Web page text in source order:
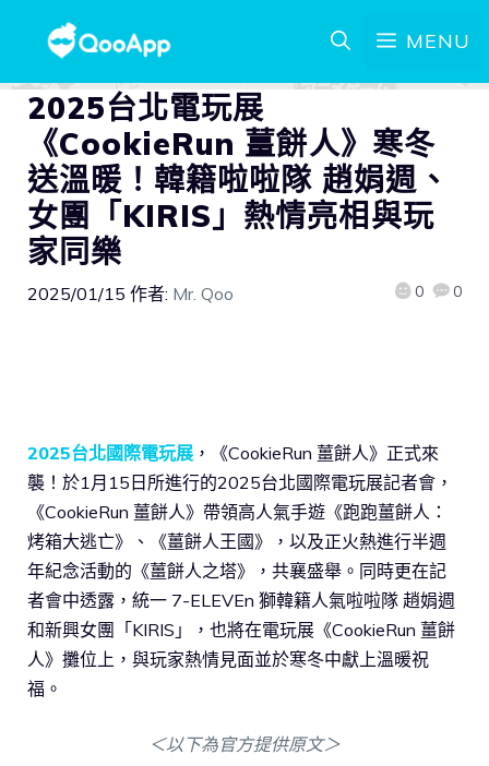
MENU
2025台北電玩展
《CookieRun 薑餅人》寒冬
送溫暖！韓籍啦啦隊 趙娟週、
女團「KIRIS」熱情亮相與玩
家同樂
2025/01/15 作者: Mr. Qoo 0 0
2025台北國際電玩展 ，《CookieRun 薑餅人》正式來
襲！於1月15日所進行的2025台北國際電玩展記者會，
《CookieRun 薑餅人》帶領高人氣手遊《跑跑薑餅人：
烤箱大逃亡》、《薑餅人王國》，以及正火熱進行半週
年紀念活動的《薑餅人之塔》，共襄盛舉。同時更在記
者會中透露，統一 7-ELEVEn 獅韓籍人氣啦啦隊 趙娟週
和新興女團「KIRIS」，也將在電玩展《CookieRun 薑餅
人》攤位上，與玩家熱情見面並於寒冬中獻上溫暖祝
福。
＜以下為官方提供原文＞